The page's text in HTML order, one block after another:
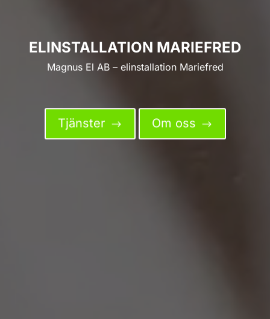
ELINSTALLATION MARIEFRED
Magnus El AB – elinstallation Mariefred
Tjänster $ Om oss $